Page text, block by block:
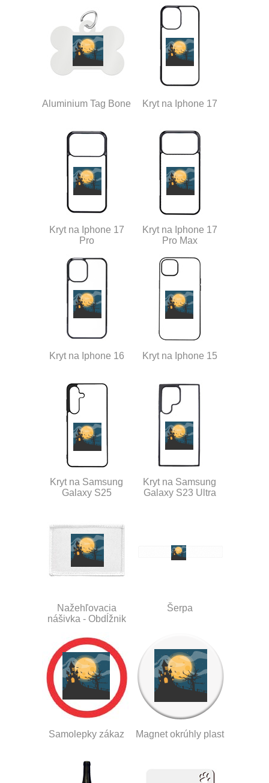
Aluminium Tag Bone Kryt na Iphone 17
Kryt na Iphone 17
Pro
Kryt na Iphone 17
Pro Max
Kryt na Iphone 16 Kryt na Iphone 15
Kryt na Samsung
Galaxy S25
Kryt na Samsung
Galaxy S23 Ultra
Nažehľovacia
nášivka - Obdĺžnik
Šerpa
Samolepky zákaz Magnet okrúhly plast